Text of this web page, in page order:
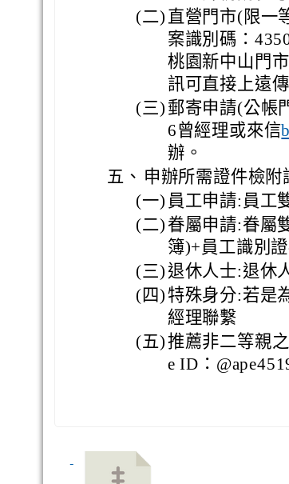
(二) 直營門市(限一
案識別碼：
桃園新中山門
訊可直接上遠
(三) 郵寄申請(公帳
6曾經理或來信
辦。
五、 申辦所需證件檢附
(一) 員工申請:員工
(二)眷屬申請:眷屬
簿)+員工識別
(三) 退休人士:退休
(四)特殊身分:若是
經理聯繫
(五)推薦非二等親
e ID：